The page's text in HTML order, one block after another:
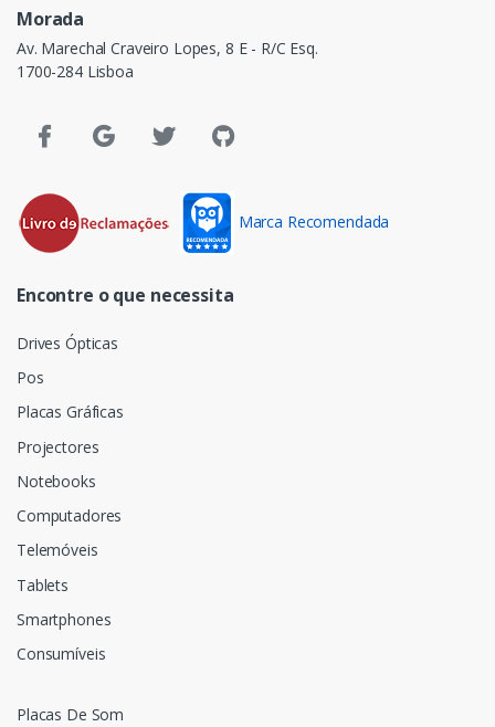
Morada
Av. Marechal Craveiro Lopes, 8 E - R/C Esq.
1700-284 Lisboa
Marca Recomendada
Encontre o que necessita
Drives Ópticas
Pos
Placas Gráficas
Projectores
Notebooks
Computadores
Telemóveis
Tablets
Smartphones
Consumíveis
Placas De Som